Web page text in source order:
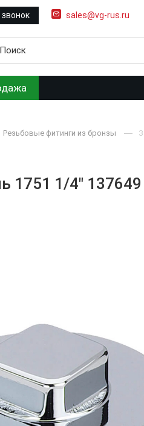
sales@vg-rus.ru
Резьбовые фитинги из бронзы
1751 1/4" 137649